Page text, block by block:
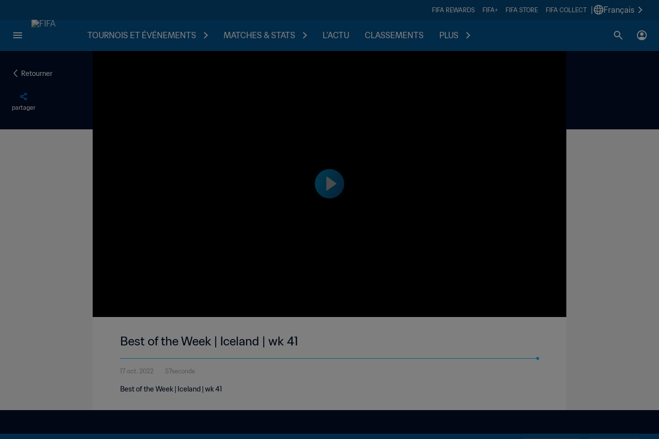
FIFA REWARDS FIFA+ FIFA STORE FIFA COLLECT Français
TOURNOIS ET ÉVÉNEMENTS MATCHES & STATS L'ACTU CLASSEMENTS PLUS
Retourner
partager
Best of the Week | Iceland | wk 41
17 oct. 2022 57seconde
Best of the Week | Iceland | wk 41